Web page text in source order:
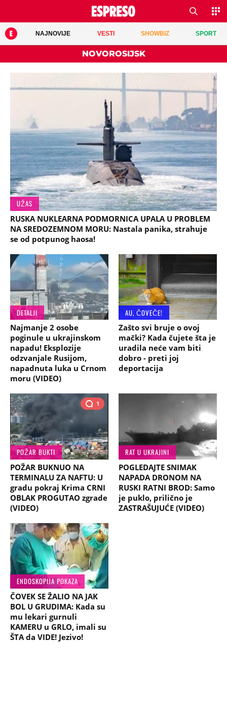
NAJNOVIJE VESTI SHOWBIZ SPORT
NOVOROSIJSK
UŽAS
RUSKA NUKLEARNA PODMORNICA UPALA U PROBLEM
NA SREDOZEMNOM MORU: Nastala panika, strahuje
se od potpunog haosa!
DETALJI
Najmanje 2 osobe
poginule u ukrajinskom
napadu! Eksplozije
odzvanjale Rusijom,
napadnuta luka u Crnom
moru (VIDEO)
AU, ČOVEČE!
Zašto svi bruje o ovoj
mački? Kada čujete šta je
uradila neće vam biti
dobro - preti joj
deportacija
1
POŽAR BUKTI
POŽAR BUKNUO NA
TERMINALU ZA NAFTU: U
gradu pokraj Krima CRNI
OBLAK PROGUTAO zgrade
(VIDEO)
RAT U UKRAJINI
POGLEDAJTE SNIMAK
NAPADA DRONOM NA
RUSKI RATNI BROD: Samo
je puklo, prilično je
ZASTRAŠUJUĆE (VIDEO)
ENDOSKOPIJA POKAZA
ČOVEK SE ŽALIO NA JAK
BOL U GRUDIMA: Kada su
mu lekari gurnuli
KAMERU u GRLO, imali su
ŠTA da VIDE! Jezivo!